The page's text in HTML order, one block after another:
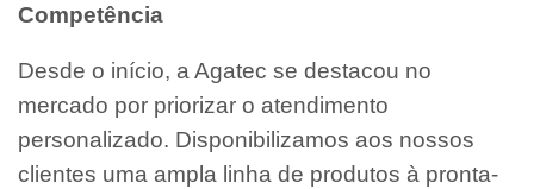
Competência
Desde o início, a Agatec se destacou no
mercado por priorizar o atendimento
personalizado. Disponibilizamos aos nossos
clientes uma ampla linha de produtos à pronta-